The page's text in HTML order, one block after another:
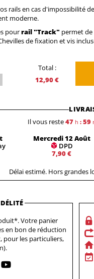
rails en cas d'impossibilité
moderne.
pourrail "Track" permet
de fixation et vis
Total :
12,90 €
Il vous reste47 h : 59
Mercredi 12 Août
DPD
7,90 €
Délai estimé. Hors grandes
Votre panier
en bon de réduction
pour les particuliers,